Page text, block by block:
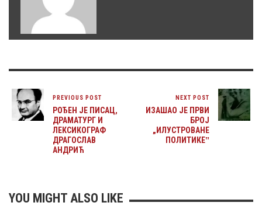
PREVIOUS POST
РОЂЕН ЈЕ ПИСАЦ,
ДРАМАТУРГ И
ЛЕКСИКОГРАФ
ДРАГОСЛАВ
АНДРИЋ
NEXT POST
ИЗАШАО ЈЕ ПРВИ
БРОЈ
„ИЛУСТРОВАНЕ
ПОЛИТИКЕˮ
YOU MIGHT ALSO LIKE